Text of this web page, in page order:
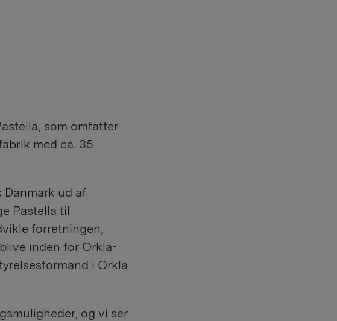
som omfatter
med ca. 35
Danmark ud af
Pastella til
forretningen,
inden for Orkla-
i Orkla
og vi ser